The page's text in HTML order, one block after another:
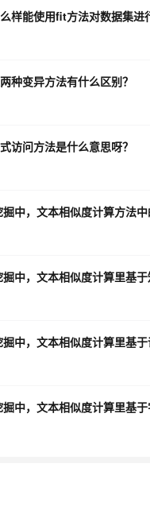
样能使用fit方法对数据集进
种变异方法有什么区别？
访问方法是什么意思呀？